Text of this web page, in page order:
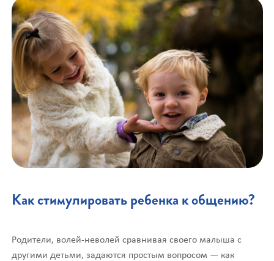
Как стимулировать ребенка к общению?
Родители, волей-неволей сравнивая своего малыша с
другими детьми, задаются простым вопросом — как